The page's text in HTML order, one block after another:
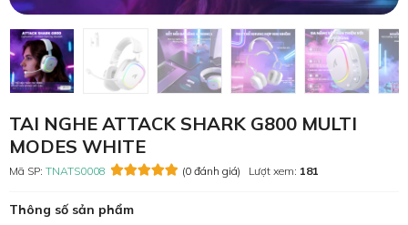
TAI NGHE ATTACK SHARK G800 MULTI
MODES WHITE
Mã SP: TNATS0008 (0 đánh giá) Lượt xem: 181
Thông số sản phẩm